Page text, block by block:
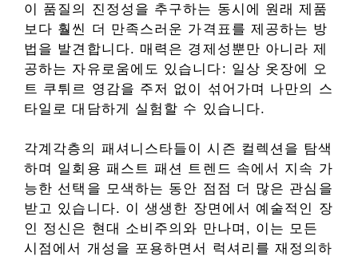
이 품질의 진정성을 추구하는 동시에 원래 제품
보다 훨씬 더 만족스러운 가격표를 제공하는 방
법을 발견합니다. 매력은 경제성뿐만 아니라 제
공하는 자유로움에도 있습니다: 일상 옷장에 오
트 쿠튀르 영감을 주저 없이 섞어가며 나만의 스
타일로 대담하게 실험할 수 있습니다.
각계각층의 패셔니스타들이 시즌 컬렉션을 탐색
하며 일회용 패스트 패션 트렌드 속에서 지속 가
능한 선택을 모색하는 동안 점점 더 많은 관심을
받고 있습니다. 이 생생한 장면에서 예술적인 장
인 정신은 현대 소비주의와 만나며, 이는 모든
시점에서 개성을 포용하면서 럭셔리를 재정의하